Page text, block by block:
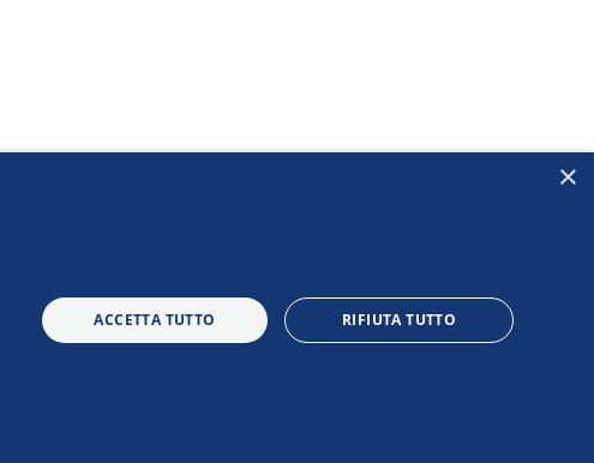
×
ACCETTA TUTTO RIFIUTA TUTTO